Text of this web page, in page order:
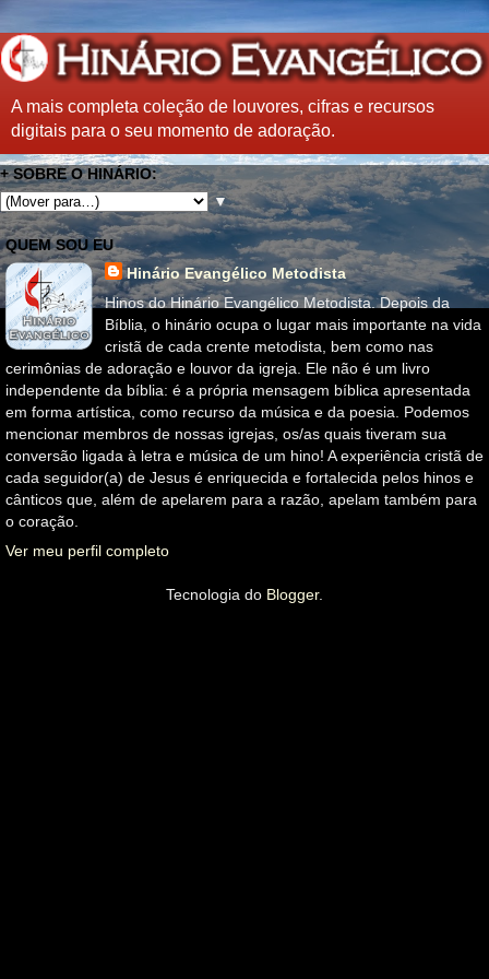
A mais completa coleção de louvores, cifras e recursos
digitais para o seu momento de adoração.
+ SOBRE O HINÁRIO:
▼
QUEM SOU EU
Hinário Evangélico Metodista
Hinos do Hinário Evangélico Metodista. Depois da
Bíblia, o hinário ocupa o lugar mais importante na vida
cristã de cada crente metodista, bem como nas
cerimônias de adoração e louvor da igreja. Ele não é um livro
independente da bíblia: é a própria mensagem bíblica apresentada
em forma artística, como recurso da música e da poesia. Podemos
mencionar membros de nossas igrejas, os/as quais tiveram sua
conversão ligada à letra e música de um hino! A experiência cristã de
cada seguidor(a) de Jesus é enriquecida e fortalecida pelos hinos e
cânticos que, além de apelarem para a razão, apelam também para
o coração.
Ver meu perfil completo
Tecnologia do Blogger.